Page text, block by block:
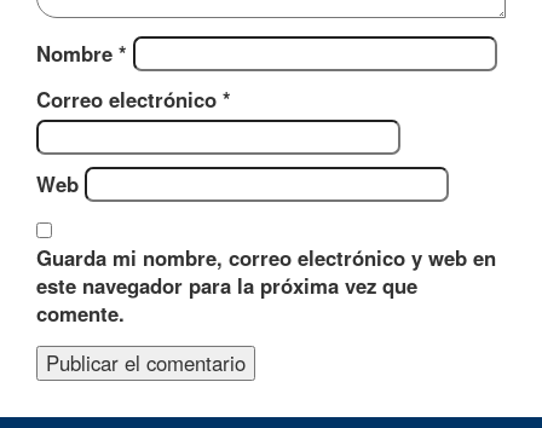
Nombre *
Correo electrónico *
Web
Guarda mi nombre, correo electrónico y web en
este navegador para la próxima vez que
comente.